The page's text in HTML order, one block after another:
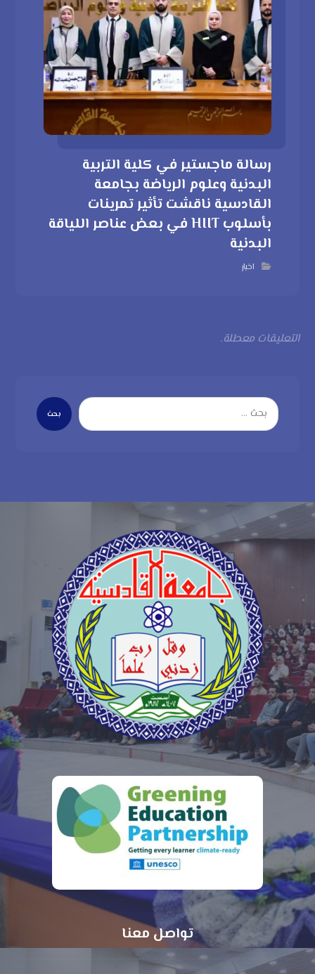
رسالة ماجستير في كلية التربية
البدنية وعلوم الرياضة بجامعة
القادسية ناقشت تأثير تمرينات
بأسلوب HIIT في بعض عناصر اللياقة
البدنية
اخبار
التعليقات معطلة.
بحث
تواصل معنا